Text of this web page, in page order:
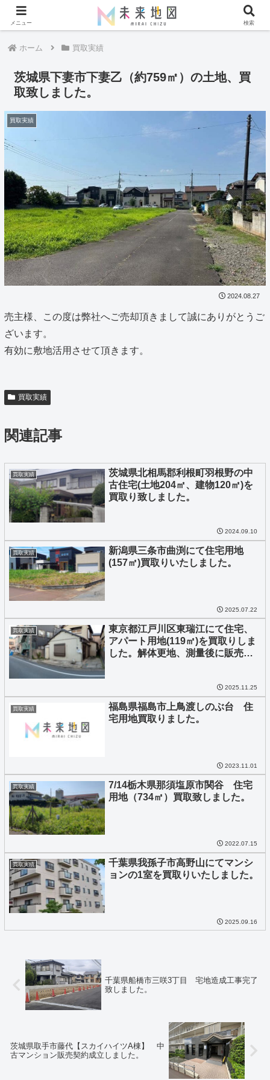
ホーム 買取実績
茨城県下妻市下妻乙（約759㎡）の土地、買
取致しました。
買取実績
2024.08.27
売主様、この度は弊社へご売却頂きまして誠にありがとうご
ざいます。
有効に敷地活用させて頂きます。
買取実績
関連記事
買取実績
茨城県北相馬郡利根町羽根野の中
古住宅(土地204㎡、建物120㎡)を
買取り致しました。
2024.09.10
買取実績
新潟県三条市曲渕にて住宅用地
(157㎡)買取りいたしました。
2025.07.22
買取実績
東京都江戸川区東瑞江にて住宅、
アパート用地(119㎡)を買取りしま
した。解体更地、測量後に販売予
2025.11.25
買取実績
福島県福島市上鳥渡しのぶ台 住
宅用地買取りました。
2023.11.01
買取実績
7/14栃木県那須塩原市関谷 住宅
用地（734㎡）買取致しました。
2022.07.15
買取実績
千葉県我孫子市高野山にてマンシ
ョンの1室を買取りいたしました。
2025.09.16
千葉県船橋市三咲3丁目 宅地造成工事完了
致しました。
茨城県取手市藤代【スカイハイツA棟】 中
古マンション販売契約成立しました。
メニュー 検索